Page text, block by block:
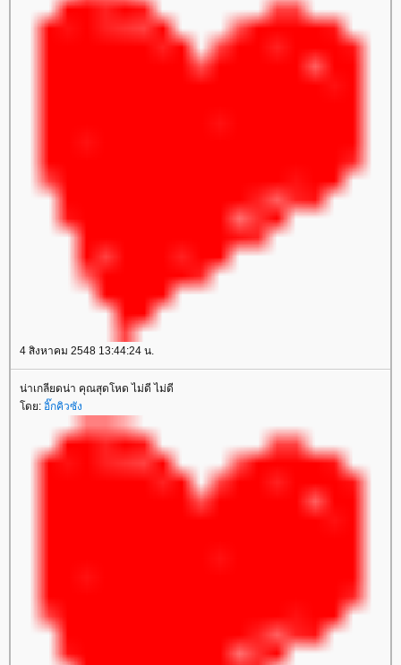
4 สิงหาคม 2548 13:44:24 น.
น่าเกลียดน่า คุณสุดโหด ไม่ดี ไม่ดี
ดย: อิ๊กคิวซัง